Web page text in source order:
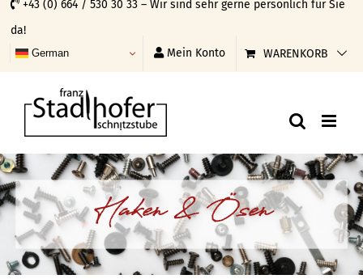
Skip
to
content
+43 (0) 664 / 530 30 33 – Wir sind sehr gerne persönlich für Sie
da!
German Mein Konto WARENKORB
Haken & Ösen